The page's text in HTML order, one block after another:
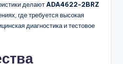
делаютADA4622-2BRZ
где требуется высокая
диагностика и тестовое